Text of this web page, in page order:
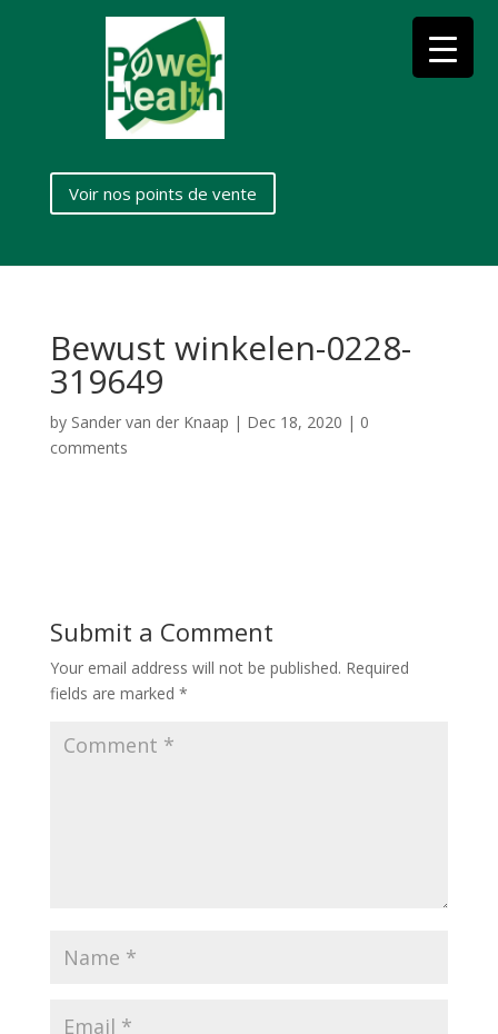
Voir nos points de vente
Bewust winkelen-0228-
319649
by Sander van der Knaap | Dec 18, 2020 | 0
comments
Submit a Comment
Your email address will not be published. Required
fields are marked *